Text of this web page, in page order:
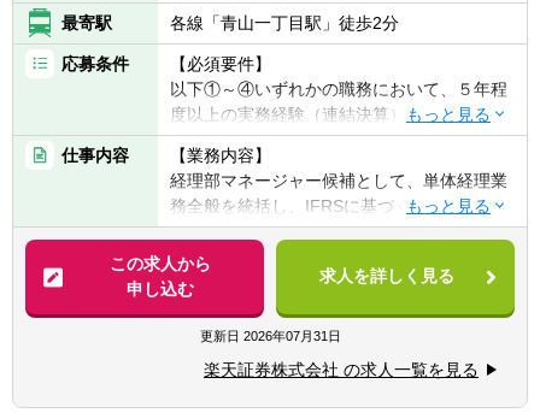
最寄駅 各線「青山一丁目駅」徒歩2分
応募条件
【必須要件】
以下①～④いずれかの職務において、５年程
度以上の実務経験（連結決算）がある方
①事業会社または金融機関での連結会計経験
②監査法人での監査業務経験
③会計事務所での実務経験
④税理士法人での実務経験
【歓迎経験・スキル】
・金融機関等で上記に該当する業務経験
・証券会社にて主計業務のご経験がある方
・自己資本規制比率の計算を含む監督官庁等
へのモニタリング報告
仕事内容
【業務内容】
経理部マネージャー候補として、単体経理業
務全般を統括し、IFRSに基づく連結決算業
務、海外子会社管理、内部統制の構築・運用
など、幅広い業務をプレイングマネージャー
として担当していただきます。自らも手を動
かしながら、チームを率いて業務効率化や高
度化を推進し、会社の成長に貢献していただ
きます。
具体的には…
この求人から
申し込む
求人を詳しく見る
更新日 2026年07月31日
楽天証券株式会社 の求人一覧を見る